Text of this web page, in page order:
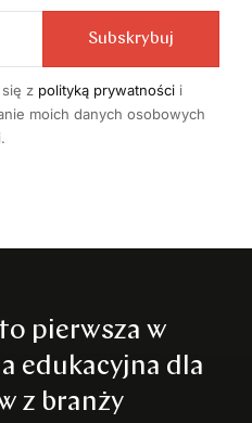
się z polityką prywatności i
moich danych osobowych
Subskrybuj
pierwsza w
edukacyjna dla
z branży